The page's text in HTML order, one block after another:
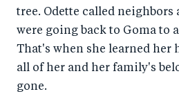
tree. Odette called neighbors
were going back to Goma to
That's when she learned
all of her and her family's
gone.